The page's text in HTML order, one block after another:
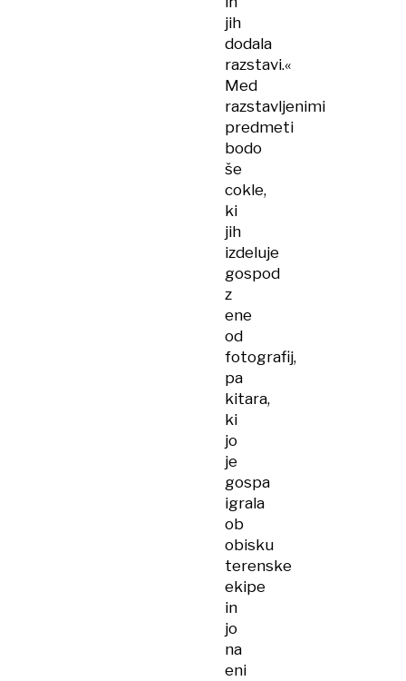
jih
dodala
razstavi.«
Med
razstavljenimi
predmeti
bodo
še
cokle,
ki
jih
izdeluje
gospod
z
ene
od
fotografij,
pa
kitara,
ki
jo
je
gospa
igrala
ob
obisku
terenske
ekipe
in
jo
na
eni